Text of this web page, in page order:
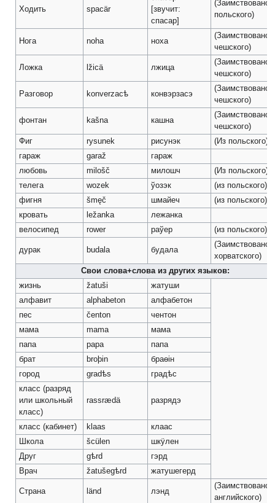
Ходить spacär
[звучит:
спасар]
(Заимствовано
польского)
Нога noha ноха
(Заимствовано
чешского)
Ложка lžicä лжица
(Заимствовано
чешского)
Разговор konverzacѣ конвэрзасэ
(Заимствовано
чешского)
фонтан kašna кашна
(Заимствовано
чешского)
Фиг
rysunek рисунэк
(Из польского)
гараж
garaž
гараж
любовь
milošč милошч
(Из польского)
телега
wozek ўозэк
(из польского)
фигня
šmęč шмайеч
(из польского)
кровать
ležanka
лежанка
велосипед
rower раўер (из польского)
дурак budala будала
(Заимствовано
хорватского)
Свои слова+слова из других языков:
жизнь
žatuši
жатуши
алфавит
alphabeton
алфабетон
пес
čenton
чентон
мама
mama
мама
папа
papa
папа
брат
broþin
браѳiн
город
gradѣs
градѣс
класс (разряд
или школьный
класс)
rassrædä разрядэ
класс (кабинет) klaas
клаас
Школа
šcülen
шкӱлен
Друг
gѣrd
гэрд
Врач
žatušegѣrd жатушегерд
Страна länd лэнд
(Заимствовано
английского)